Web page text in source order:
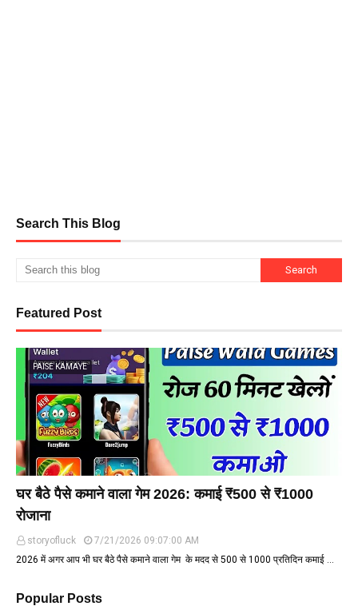
Search This Blog
Featured Post
PAISE KAMAYE
घर बैठे पैसे कमाने वाला गेम 2026: कमाई ₹500 से ₹1000
रोजाना
storyofluck
7/21/2026 09:07:00 AM
2026 में अगर आप भी घर बैठे पैसे कमाने वाला गेम के मदद से ₹500 से ₹1000 प्रतिदिन कमाई …
Popular Posts